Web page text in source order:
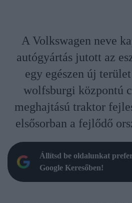
A Volkswagen neve
autógyártás jutott az
egy egészen új
wolfsburgi központú
meghajtású traktor
elsősorban a fejlődő
Állítsd be oldalunkat
Google Keresőben!